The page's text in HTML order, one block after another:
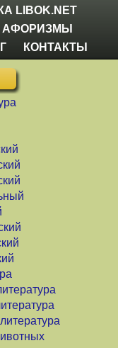
LIBOK.NET
АФОРИЗМЫ
КОНТАКТЫ